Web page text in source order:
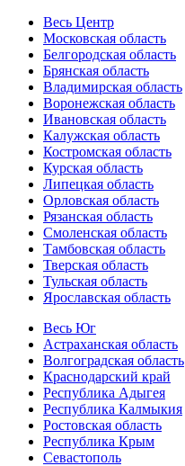
Весь Центр
Московская область
Белгородская область
Брянская область
Владимирская область
Воронежская область
Ивановская область
Калужская область
Костромская область
Курская область
Липецкая область
Орловская область
Рязанская область
Смоленская область
Тамбовская область
Тверская область
Тульская область
Ярославская область
Весь Юг
Астраханская область
Волгоградская область
Краснодарский край
Республика Адыгея
Республика Калмыкия
Ростовская область
Республика Крым
Севастополь